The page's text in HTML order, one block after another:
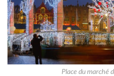
Place du marché